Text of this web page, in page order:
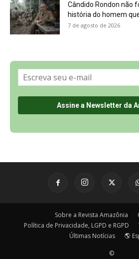
Cândido Rondon não
história do homem
7 de agosto de 2026
Sobre a Revista Amazônia
Política de Privacidade, LGPD e RGPD
Últimas Notícias
🌎
©